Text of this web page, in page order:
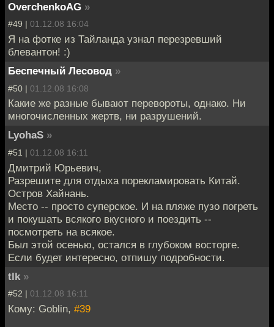
OverchenkoAG »
#49 | 01.12.08 16:04
Я на фотке из Тайланда узнал перезревший
блевантон! :)
Беспечный Лесовод »
#50 | 01.12.08 16:08
Какие же разные бывают перевороты, однако. Ни
многочисленных жертв, ни разрушений.
LyohaS »
#51 | 01.12.08 16:11
Дмитрий Юрьевич,
Разрешите для отдыха порекламировать Китай.
Остров Хайнань.
Место -- просто суперское. И на пляже пузо погреть
и покушать всякого вкусного и поездить --
посмотреть на всякое.
Был этой осенью, остался в глубоком восторге.
Если будет интересно, отпишу подробности.
tlk »
#52 | 01.12.08 16:11
Кому: Goblin, #39